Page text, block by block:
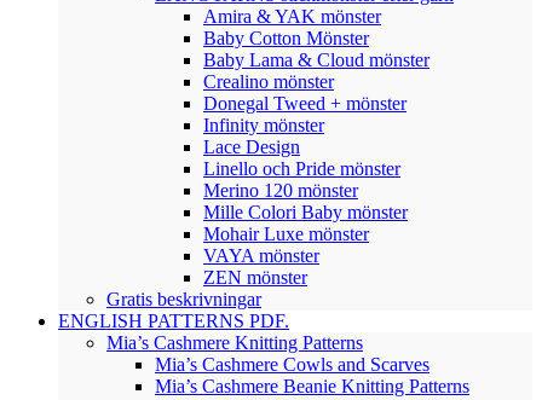
Amira & YAK mönster
Baby Cotton Mönster
Baby Lama & Cloud mönster
Crealino mönster
Donegal Tweed + mönster
Infinity mönster
Lace Design
Linello och Pride mönster
Merino 120 mönster
Mille Colori Baby mönster
Mohair Luxe mönster
VAYA mönster
ZEN mönster
Gratis beskrivningar
ENGLISH PATTERNS PDF.
Mia’s Cashmere Knitting Patterns
Mia’s Cashmere Cowls and Scarves
Mia’s Cashmere Beanie Knitting Patterns